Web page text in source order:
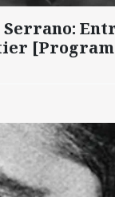
Serrano:
[Programa